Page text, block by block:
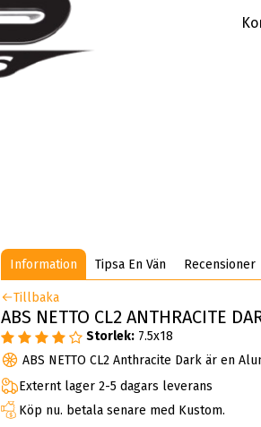
Information Tipsa En Vän Recensioner
Tillbaka
ABS NETTO CL2 ANTHRACITE
Storlek: 7.5x18
ABS NETTO CL2 Anthracite Dark är en
Externt lager 2-5 dagars leverans
Köp nu. betala senare med Kustom.